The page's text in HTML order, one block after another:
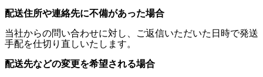
配送住所や連絡先に不備があった場合
当社からの問い合わせに対し、ご返信いただいた日時で発送
手配を仕切り直しいたします。
配送先などの変更を希望される場合